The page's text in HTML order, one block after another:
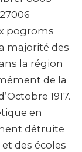
pogroms
majorité des
la région
de la
1917.
en
détruite
des écoles